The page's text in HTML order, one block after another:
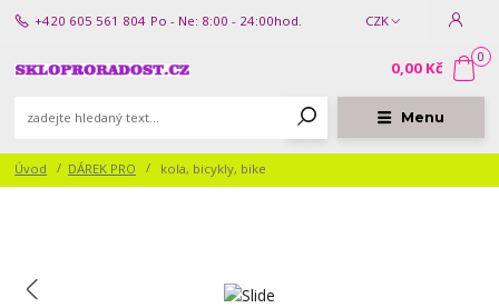
Menu
CZK
+420 605 561 804 Po - Ne: 8:00 - 24:00hod.
0
0,00 Kč
Úvod DÁREK PRO kola, bicykly, bike